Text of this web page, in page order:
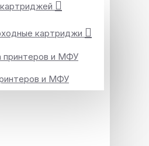
картриджи
принтеров и МФУ
и МФУ